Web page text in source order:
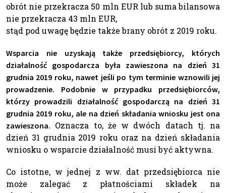
obrót nie przekracza 50 mln EUR lub suma bilansowa
nie przekracza 43 mln EUR,
stąd pod uwagę będzie także brany obrót z 2019 roku.
Wsparcia nie uzyskają także przedsiębiorcy, których
działalność gospodarcza była zawieszona na dzień 31
grudnia 2019 roku, nawet jeśli po tym terminie wznowili jej
prowadzenie. Podobnie w przypadku przedsiębiorców,
którzy prowadzili działalność gospodarczą na dzień 31
grudnia 2019 roku, ale na dzień składania wniosku jest ona
zawieszona. Oznacza to, że w dwóch datach tj. na
dzień 31 grudnia 2019 roku oraz na dzień składania
wniosku o wsparcie działalność musi być aktywna.
Co istotne, w jednej z ww. dat przedsiębiorca nie
może zalegać z płatnościami składek na